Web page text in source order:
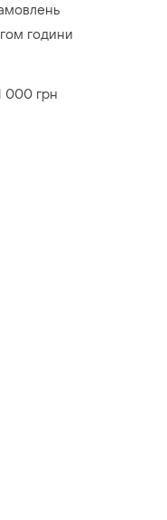
години
000 грн